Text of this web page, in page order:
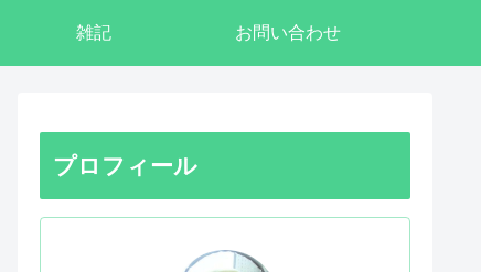
雑記 お問い合わせ
プロフィール